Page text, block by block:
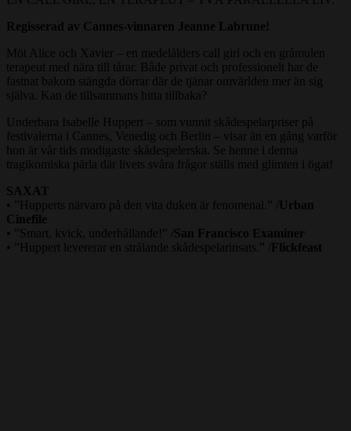
Regisserad av Cannes-vinnaren Jeanne Labrune!
Möt Alice och Xavier – en medelålders call girl och en gråmulen
terapeut med nära till tårar. Både privat och professionelt har de
fastnat bakom stängda dörrar där de tjänar omvärlden mer än sig
själva. Kan de tillsammans hitta tillbaka?
Underbara Isabelle Huppert – som vunnit skådespelarpriser på
festivalerna i Cannes, Venedig och Berlin – visar än en gång varför
hon är vår tids modigaste skådespelerska. Se henne i denna
tragikomiska pärla där livets svåra frågor ställs med glimten i ögat!
SAXAT
• ”Hupperts närvaro på den vita duken är fenomenal.” /
Urban
Cinefile
• ”Smart, kvick, underhållande!” / San Francisco Examiner
• ”Huppert levererar en strålande skådespelarinsats.” /
Flickfeast